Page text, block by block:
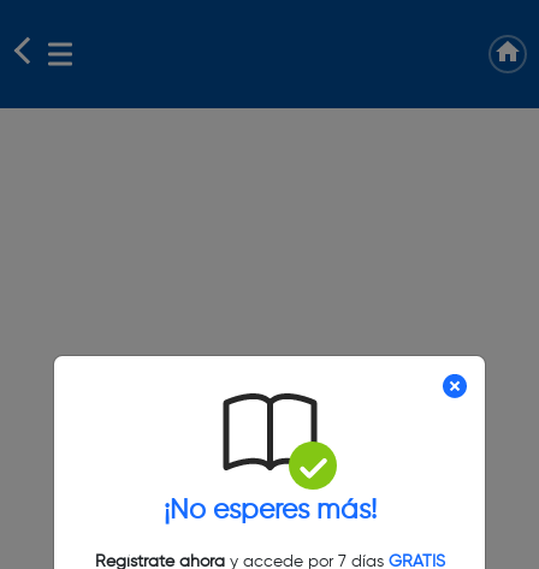
¡No esperes más!
Regístrate ahoray accede por 7 días GRATIS